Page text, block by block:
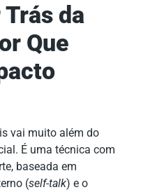
da
Que
vai muito além do
É uma técnica com
baseada em
(self-talk) e o